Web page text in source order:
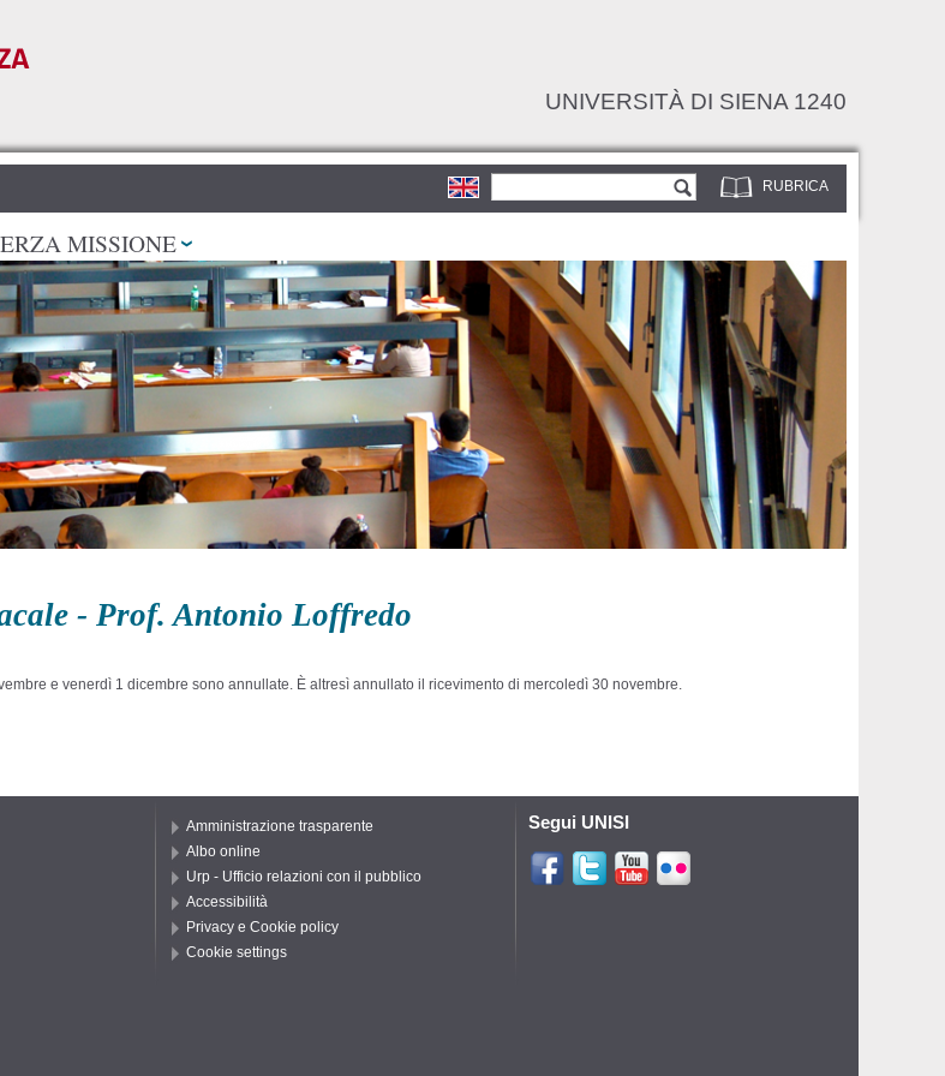
UNIVERSITÀ DI SIENA 1240
RUBRICA
Form di ricerca
MISSIONE
- Prof. Antonio Loffredo
e venerdì 1 dicembre sono annullate. È altresì annullato il ricevimento di mercoledì 30 novembre.
Amministrazione trasparente
Albo online
Urp - Ufficio relazioni con il pubblico
Accessibilità
Privacy e Cookie policy
Cookie settings
Segui UNISI